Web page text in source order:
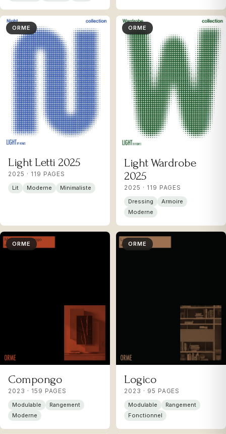
ORME
Light Letti 2025
2025 · 119 PAGES
Lit Moderne Minimaliste
ORME
Light Wardrobe
2025
2025 · 119 PAGES
Dressing
Armoire
Moderne
ORME
Compongo
2023 · 159 PAGES
Modulable
Rangement
Moderne
ORME
Logico
2023 · 95 PAGES
Modulable
Rangement
Fonctionnel